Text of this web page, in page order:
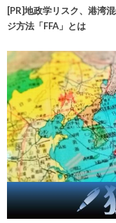
[PR]地政学リスク、港湾
ジ方法「FFA」とは